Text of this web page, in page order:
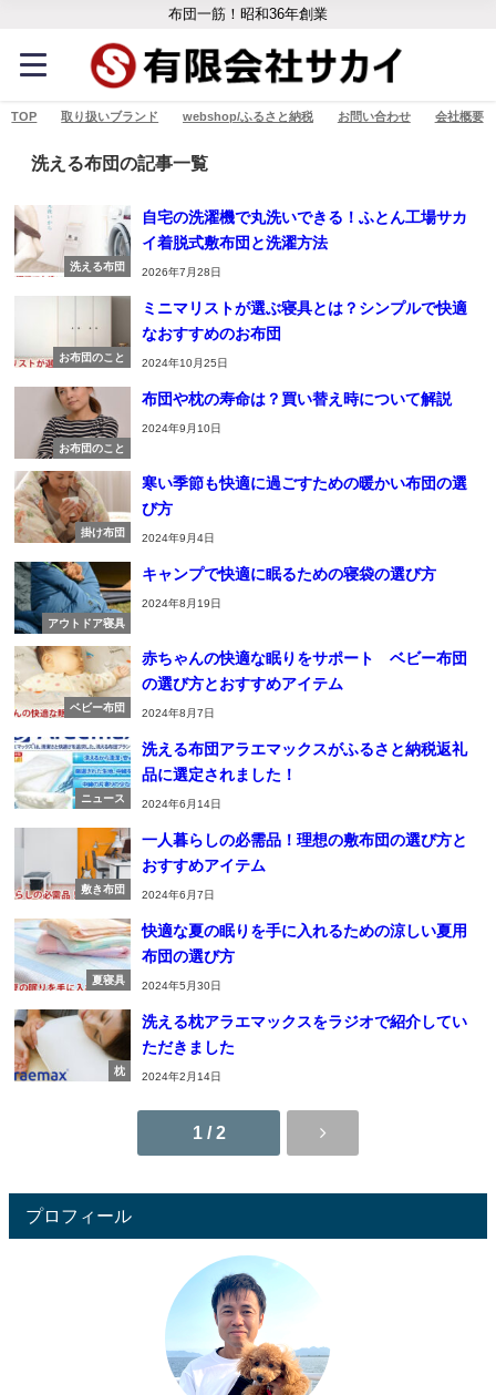
布団一筋！昭和36年創業
TOP 取り扱いブランド webshop/ふるさと納税 お問い合わせ 会社概要
洗える布団の記事一覧
洗える布団
自宅の洗濯機で丸洗いできる！ふとん工場サカ
イ着脱式敷布団と洗濯方法
2026年7月28日
お布団のこと
ミニマリストが選ぶ寝具とは？シンプルで快適
なおすすめのお布団
2024年10月25日
お布団のこと
布団や枕の寿命は？買い替え時について解説
2024年9月10日
掛け布団
寒い季節も快適に過ごすための暖かい布団の選
び方
2024年9月4日
アウトドア寝具
キャンプで快適に眠るための寝袋の選び方
2024年8月19日
ベビー布団
赤ちゃんの快適な眠りをサポート ベビー布団
の選び方とおすすめアイテム
2024年8月7日
ニュース
洗える布団アラエマックスがふるさと納税返礼
品に選定されました！
2024年6月14日
敷き布団
一人暮らしの必需品！理想の敷布団の選び方と
おすすめアイテム
2024年6月7日
夏寝具
快適な夏の眠りを手に入れるための涼しい夏用
布団の選び方
2024年5月30日
枕
洗える枕アラエマックスをラジオで紹介してい
ただきました
2024年2月14日
1 / 2
プロフィール